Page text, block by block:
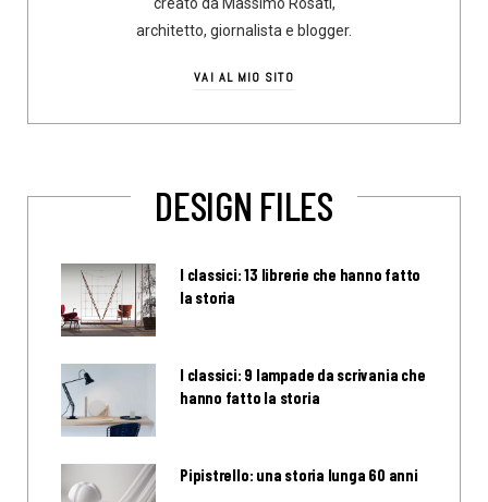
architetto, giornalista e blogger.
VAI AL MIO SITO
DESIGN FILES
I classici: 13 librerie che hanno fatto
la storia
I classici: 9 lampade da scrivania che
hanno fatto la storia
Pipistrello: una storia lunga 60 anni